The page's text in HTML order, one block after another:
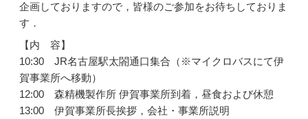
企画しておりますので，皆様のご参加をお待ちしておりま
す．
【内 容】
10:30 JR名古屋駅太閤通口集合（※マイクロバスにて伊
賀事業所へ移動）
12:00 森精機製作所 伊賀事業所到着，昼食および休憩
13:00 伊賀事業所長挨拶，会社・事業所説明